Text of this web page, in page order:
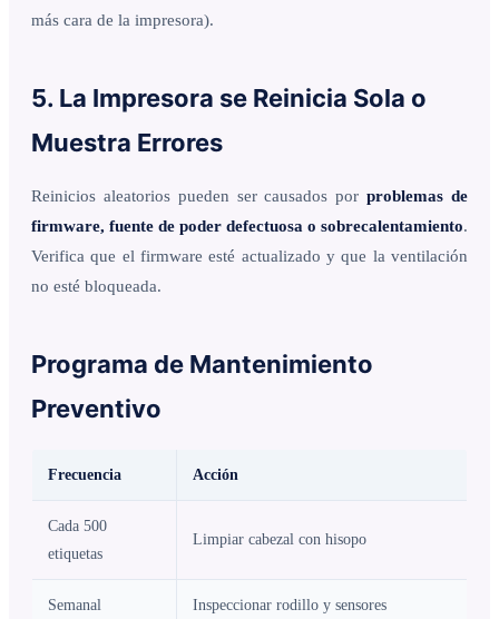
más cara de la impresora).
5. La Impresora se Reinicia Sola o
Muestra Errores
Reinicios aleatorios pueden ser causados porproblemas de
firmware, fuente de poder defectuosa o sobrecalentamiento.
Verifica que el firmware esté actualizado y que la ventilación
no esté bloqueada.
Programa de Mantenimiento
Preventivo
Frecuencia Acción
Cada 500
etiquetas
Limpiar cabezal con hisopo
Semanal Inspeccionar rodillo y sensores